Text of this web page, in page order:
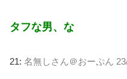
タフな男、な
21: 名無しさん＠おーぷん